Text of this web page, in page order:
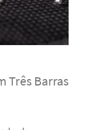
Três Barras